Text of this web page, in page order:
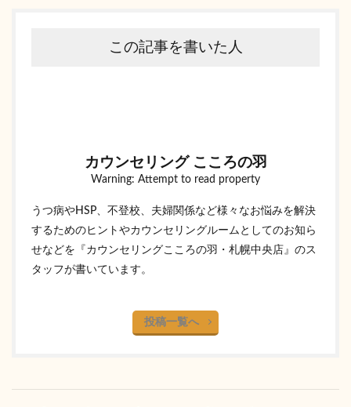
この記事を書いた人
カウンセリング こころの羽
Warning: Attempt to read property
うつ病やHSP、不登校、夫婦関係など様々なお悩みを解決
するためのヒントやカウンセリングルームとしてのお知ら
せなどを『カウンセリングこころの羽・札幌中央店』のス
タッフが書いています。
投稿一覧へ